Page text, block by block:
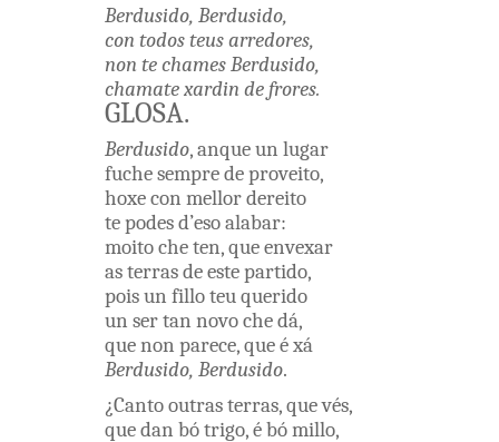
Berdusido, Berdusido,
con todosteusarredores,
non techamesBerdusido,
chamatexardin de frores.
GLOSA.
Berdusido,anqueun lugar
fuchesempredeproveito,
hoxecon mellordereito
tepodesd’esoalabar:
moitocheten,queenvexar
asterrasde estepartido,
poisun filloteuquerido
un sertan novochedá,
quenon parece,queéxá
Berdusido, Berdusido.
¿Cantooutrasterras,quevés,
quedan bótrigo,ébómillo,